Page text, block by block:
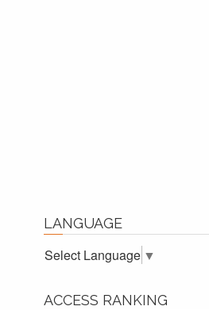
LANGUAGE
Select Language ▼
ACCESS RANKING